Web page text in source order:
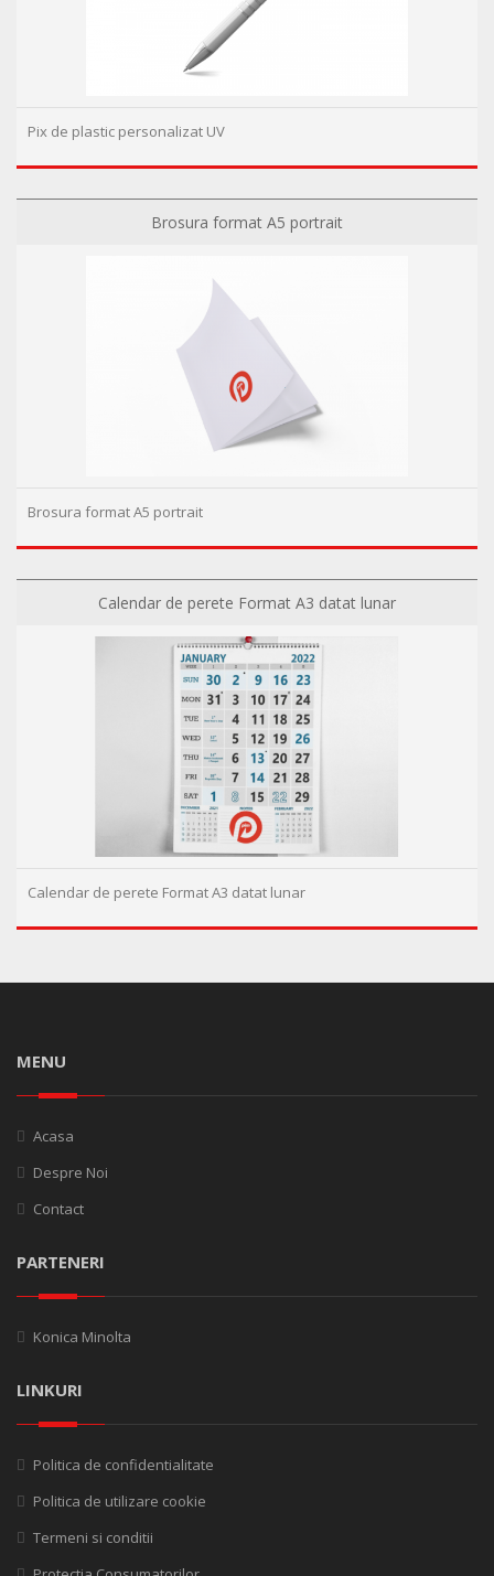
Pix de plastic personalizat UV
Brosura format A5 portrait
Brosura format A5 portrait
Calendar de perete Format A3 datat lunar
Calendar de perete Format A3 datat lunar
MENU
Acasa
Despre Noi
Contact
PARTENERI
Konica Minolta
LINKURI
Politica de confidentialitate
Politica de utilizare cookie
Termeni si conditii